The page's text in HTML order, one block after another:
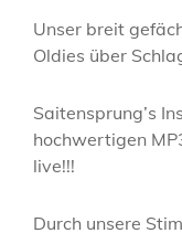
Unser breit
Oldies über
Saitensprung’s
hochwertigen
live!!!
Durch unsere